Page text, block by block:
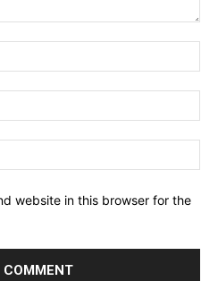
website in this browser for the